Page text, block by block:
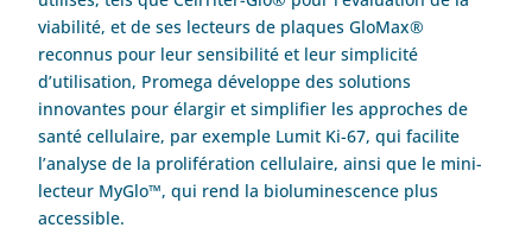
viabilité, et de ses lecteurs de plaques GloMax®
reconnus pour leur sensibilité et leur simplicité
d’utilisation, Promega développe des solutions
innovantes pour élargir et simplifier les approches de
santé cellulaire, par exemple Lumit Ki-67, qui facilite
l’analyse de la prolifération cellulaire, ainsi que le mini-
lecteur MyGlo™, qui rend la bioluminescence plus
accessible.